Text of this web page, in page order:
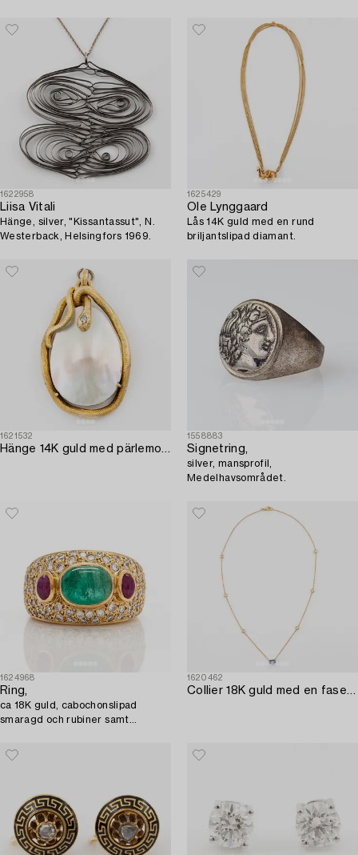
1622958
Liisa Vitali
Hänge, silver, "Kissantassut", N.
Westerback, Helsingfors 1969.
1625429
Ole Lynggaard
Lås 14K guld med en rund
briljantslipad diamant.
1621532
Hänge 14K guld med pärlemor och en rosenslipad diamant.
1558883
Signetring,
silver, mansprofil,
Medelhavsområdet.
1624968
Ring,
ca 18K guld, cabochonslipad
smaragd och rubiner samt
1620462
Collier 18K guld med en fasettslipad hjärtformad safir och runda briljantslipade diamanter.